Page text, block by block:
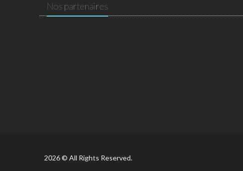
Nos partenaires
2026 © All Rights Reserved.